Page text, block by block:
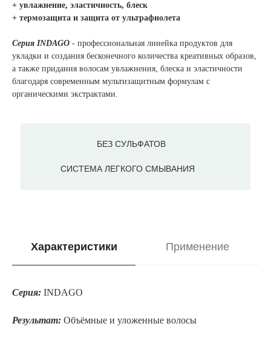
+ увлажнение, эластичность, блеск
+ термозащита и защита от ультрафиолета
Серия INDAGO - профессиональная линейка продуктов для
укладки и создания бесконечного количества креативных образов,
а также придания волосам увлажнения, блеска и эластичности
благодаря современным мультизащитным формулам с
органическими экстрактами.
БЕЗ СУЛЬФАТОВ
СИСТЕМА ЛЕГКОГО СМЫВАНИЯ
Характеристики Применение
Серия: INDAGO
Результат: Объёмные и уложенные волосы